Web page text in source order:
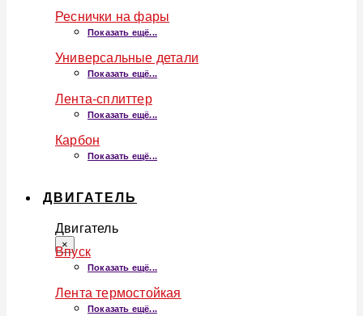
Реснички на фары
Показать ещё...
Универсальные детали
Показать ещё...
Лента-сплиттер
Показать ещё...
Карбон
Показать ещё...
ДВИГАТЕЛЬ
Двигатель
×
Впуск
Показать ещё...
Лента термостойкая
Показать ещё...